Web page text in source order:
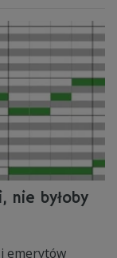
nie byłoby
emerytów